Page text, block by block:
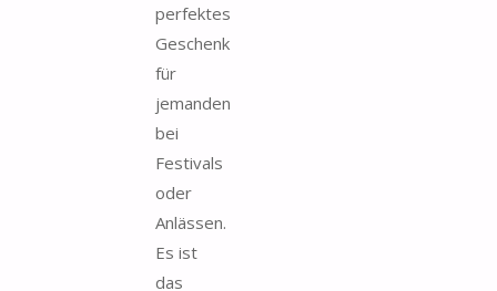
perfektes
Geschenk
für
jemanden
bei
Festivals
oder
Anlässen.
Es ist
das